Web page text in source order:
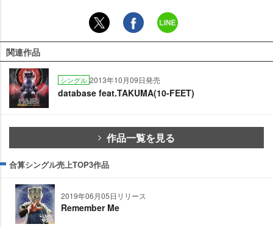
関連作品
シングル 2013年10月09日発売
database feat.TAKUMA(10-FEET)
作品一覧を見る
合算シングル売上TOP3作品
2019年06月05日リリース
Remember Me